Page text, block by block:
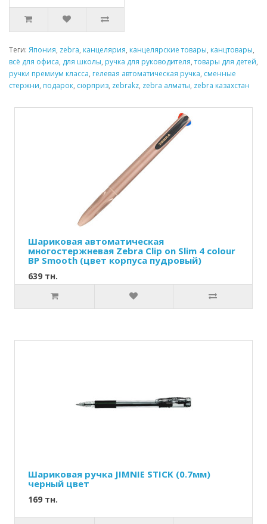
Теги: Япония, zebra, канцелярия, канцелярские товары, канцтовары,
всё для офиса, для школы, ручка для руководителя,товары для детей,
ручки премиум класса, гелевая автоматическая ручка, сменные
стержни, подарок, сюрприз, zebrakz, zebra алматы, zebra казахстан
Шариковая автоматическая
многостержневая Zebra Clip on Slim 4 colour
BP Smooth (цвет корпуса пудровый)
639 тн.
Шариковая ручка JIMNIE STICK (0.7мм)
черный цвет
169 тн.